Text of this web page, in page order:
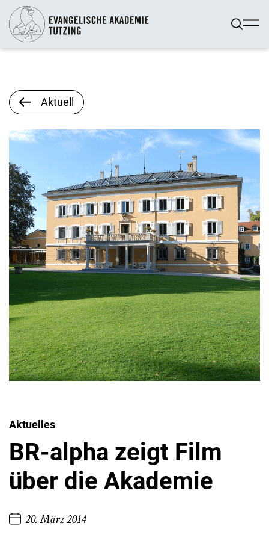
Aktuell
Aktuelles
BR-alpha zeigt Film
über die Akademie
20. März 2014